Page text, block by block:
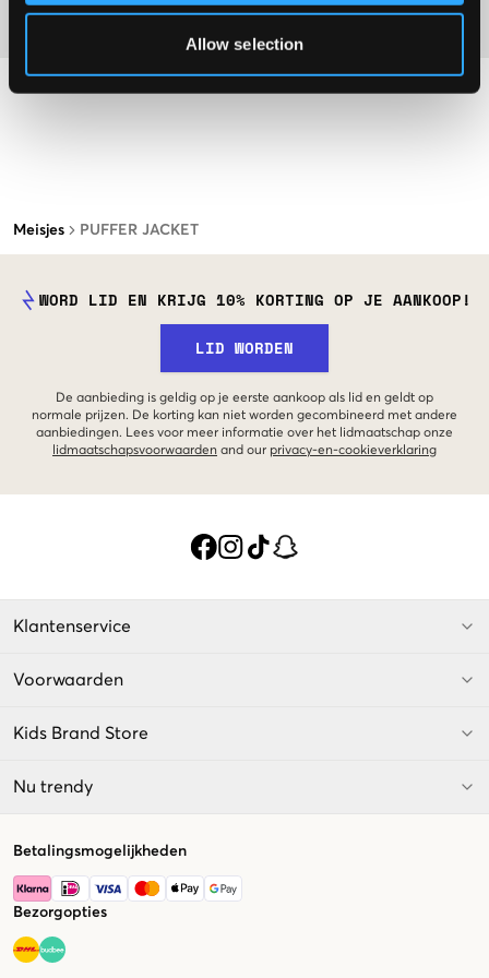
Allow selection
Meisjes PUFFER JACKET
WORD LID EN KRIJG 10% KORTING OP JE AANKOOP!
LID WORDEN
De aanbieding is geldig op je eerste aankoop als lid en geldt op
normale prijzen. De korting kan niet worden gecombineerd met andere
aanbiedingen. Lees voor meer informatie over het lidmaatschap onze
lidmaatschapsvoorwaarden and our privacy-en-cookieverklaring
Klantenservice
Voorwaarden
Kids Brand Store
Nu trendy
Betalingsmogelijkheden
Bezorgopties